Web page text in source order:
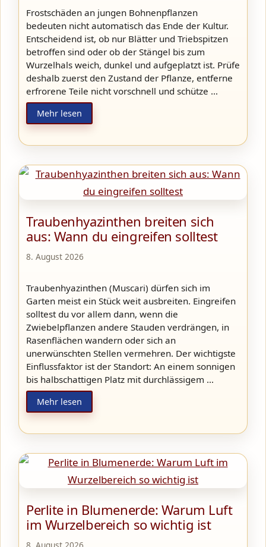
Frostschäden an jungen Bohnenpflanzen
bedeuten nicht automatisch das Ende der Kultur.
Entscheidend ist, ob nur Blätter und Triebspitzen
betroffen sind oder ob der Stängel bis zum
Wurzelhals weich, dunkel und aufgeplatzt ist. Prüfe
deshalb zuerst den Zustand der Pflanze, entferne
erfrorene Teile nicht vorschnell und schütze …
Mehr lesen
Traubenhyazinthen breiten sich
aus: Wann du eingreifen solltest
8. August 2026
Traubenhyazinthen (Muscari) dürfen sich im
Garten meist ein Stück weit ausbreiten. Eingreifen
solltest du vor allem dann, wenn die
Zwiebelpflanzen andere Stauden verdrängen, in
Rasenflächen wandern oder sich an
unerwünschten Stellen vermehren. Der wichtigste
Einflussfaktor ist der Standort: An einem sonnigen
bis halbschattigen Platz mit durchlässigem …
Mehr lesen
Perlite in Blumenerde: Warum Luft
im Wurzelbereich so wichtig ist